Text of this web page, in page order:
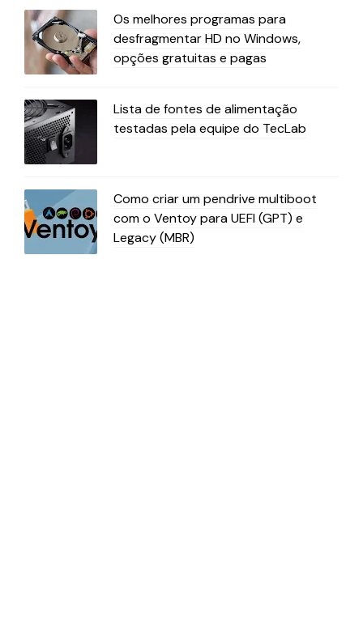
Os melhores programas para
desfragmentar HD no Windows,
opções gratuitas e pagas
Lista de fontes de alimentação
testadas pela equipe do TecLab
Como criar um pendrive multiboot
com o Ventoy para UEFI (GPT) e
Legacy (MBR)